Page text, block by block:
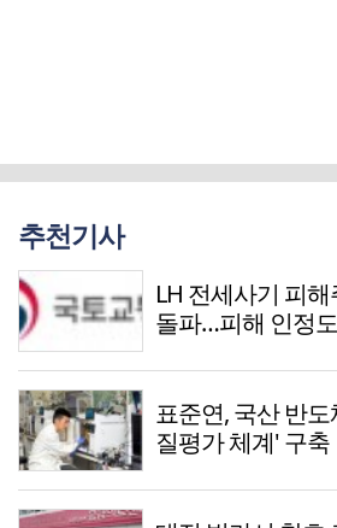
추천기사
LH 전세사기 피
돌파…피해 인정
표준연, 국산 반
질평가 체계' 구축